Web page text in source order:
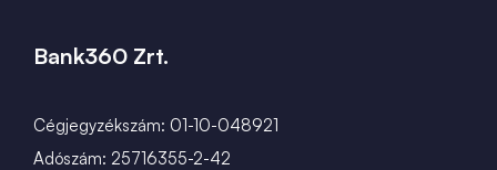
Bank360 Zrt.
Cégjegyzékszám: 01-10-048921
Adószám: 25716355-2-42